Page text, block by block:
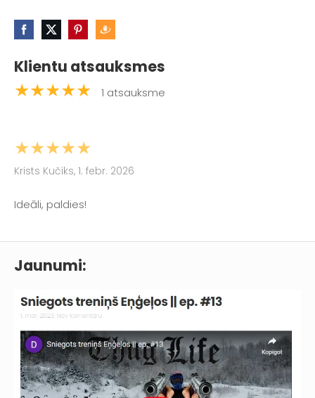
Jaunumi:
Klientu atsauksmes
★★★★★ 1 atsauksme
★★★★★
Krists Kučiks, 1. febr. 2026
Ideāli, paldies!